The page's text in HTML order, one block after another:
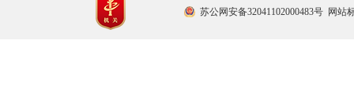
苏公网安备32041102000483号 网站